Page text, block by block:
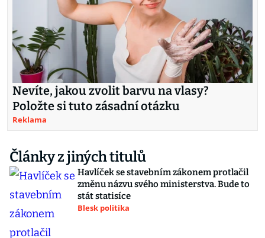
Nevíte, jakou zvolit barvu na vlasy?
Položte si tuto zásadní otázku
Reklama
Články z jiných titulů
Havlíček se stavebním zákonem protlačil
změnu názvu svého ministerstva. Bude to
stát statisíce
Blesk politika